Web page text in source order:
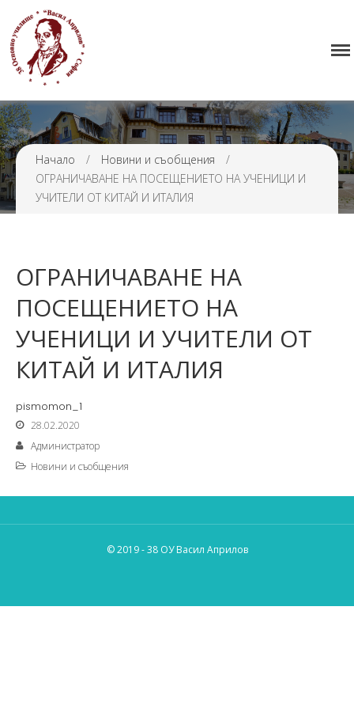
Нормативна уредба
Прием
Проекти и дейности
Седмично разписание
Галерия
Начало / Новини и съобщения
/
ОГРАНИЧАВАНЕ НА ПОСЕЩЕНИЕТО НА УЧЕНИЦИ И
УЧИТЕЛИ ОТ КИТАЙ И ИТАЛИЯ
ОГРАНИЧАВАНЕ НА
ПОСЕЩЕНИЕТО НА
УЧЕНИЦИ И УЧИТЕЛИ ОТ
КИТАЙ И ИТАЛИЯ
pismomon_1
28.02.2020
Администратор
Новини и съобщения
© 2019 - 38 ОУ Васил Априлов